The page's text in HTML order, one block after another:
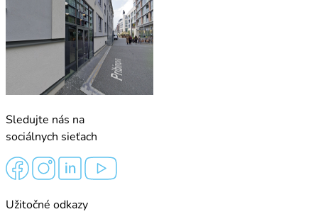
Sledujte nás na
sociálnych sieťach
Užitočné odkazy